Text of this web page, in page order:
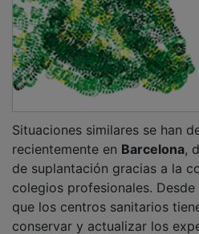
Situaciones similares se han
recientemente enBarcelona ,
de suplantación gracias a la
colegios profesionales. Desde
que los centros sanitarios
conservar y actualizar los
cada trabajador para